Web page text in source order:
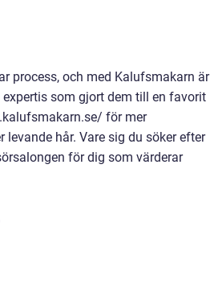
process, och med Kalufsmakarn är
som gjort dem till en favorit
för mer
hår. Vare sig du söker efter
för dig som värderar